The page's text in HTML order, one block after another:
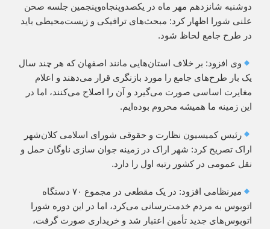
دوشنبه شانزدهم مهر ماه در یکصدوپنجاه‌وپنجمین جلسه صحن
علنی شورا اظهار کرد: مبحث‌های ترافیکی و زیست‌محیطی باید
در طرح جامع لحاظ شود.
وی افزود: بر خلاف استان‌هایی مانند اصفهان که هر چند سال
یک بار طرح‌های جامع را مورد بازنگری قرار می‌دهند و اعلام
مغایرت اساسی صورت می‌گیرد و آن را اصلاح می‌کنند، اما در
این زمینه ما همیشه محروم بوده‌ایم.
رئیس کمیسیون نظارت و حقوقی شورای اسلامی کلان‌شهر
اراک تصریح کرد: شهر اراک در زمینه جوان سازی ناوگان حمل و
نقل عمومی در کشور رتبه اول را دارد.
میرنظامی افزود: در یک مقطعی در مجموع ۷۰ دستگاه
اتوبوس به مردم خدمت‌رسانی می‌کرد، اما در این دوره شورا
اتوبوس‌های جدید تأمین اعتبار شد و خریداری صورت گرفت،